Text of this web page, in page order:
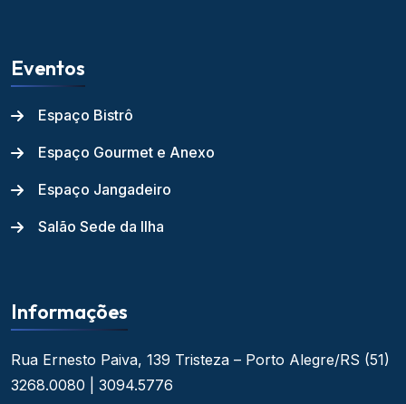
Eventos
Espaço Bistrô
Espaço Gourmet e Anexo
Espaço Jangadeiro
Salão Sede da Ilha
Informações
Rua Ernesto Paiva, 139 Tristeza – Porto Alegre/RS (51)
3268.0080 | 3094.5776